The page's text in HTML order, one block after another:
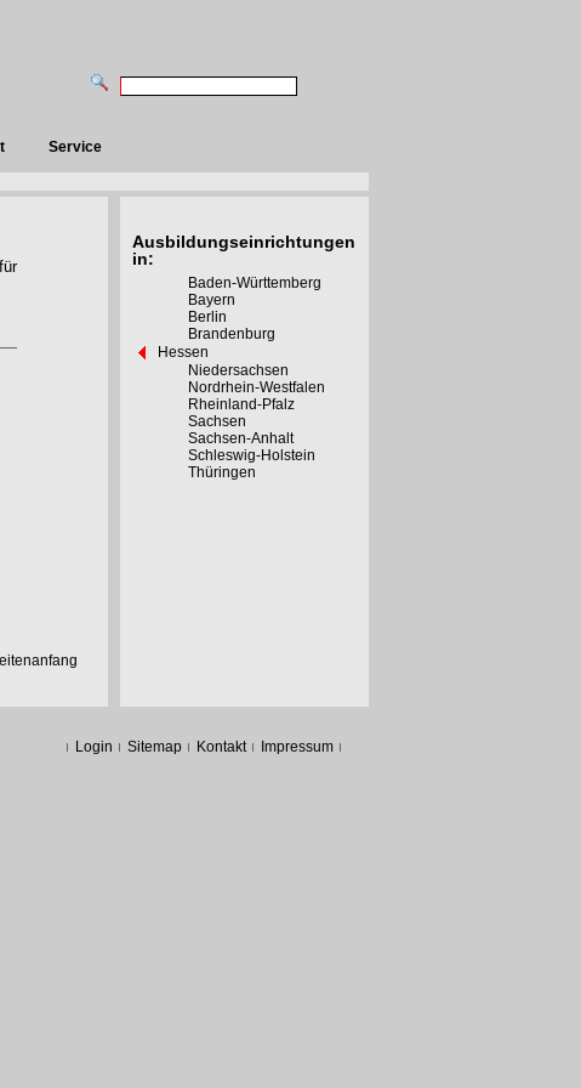
Service
Ausbildungseinrichtungen
in:
Baden-Württemberg
Bayern
Berlin
Brandenburg
Hessen
Niedersachsen
Nordrhein-Westfalen
Rheinland-Pfalz
Sachsen
Sachsen-Anhalt
Schleswig-Holstein
Thüringen
Login Sitemap Kontakt Impressum